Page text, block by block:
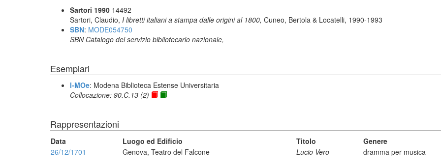
Sartori 1990 14492
Sartori, Claudio, I libretti italiani a stampa dalle origini al 1800, Cuneo, Bertola & Locatelli, 1990-1993
SBN: MODE054750
SBN Catalogo del servizio bibliotecario nazionale,
Esemplari
I-MOe: Modena Biblioteca Estense Universitaria
Collocazione: 90.C.13 (2)
Rappresentazioni
Data Luogo ed Edificio Titolo Genere
26/12/1701
Genova, Teatro del Falcone Lucio Vero dramma per musica